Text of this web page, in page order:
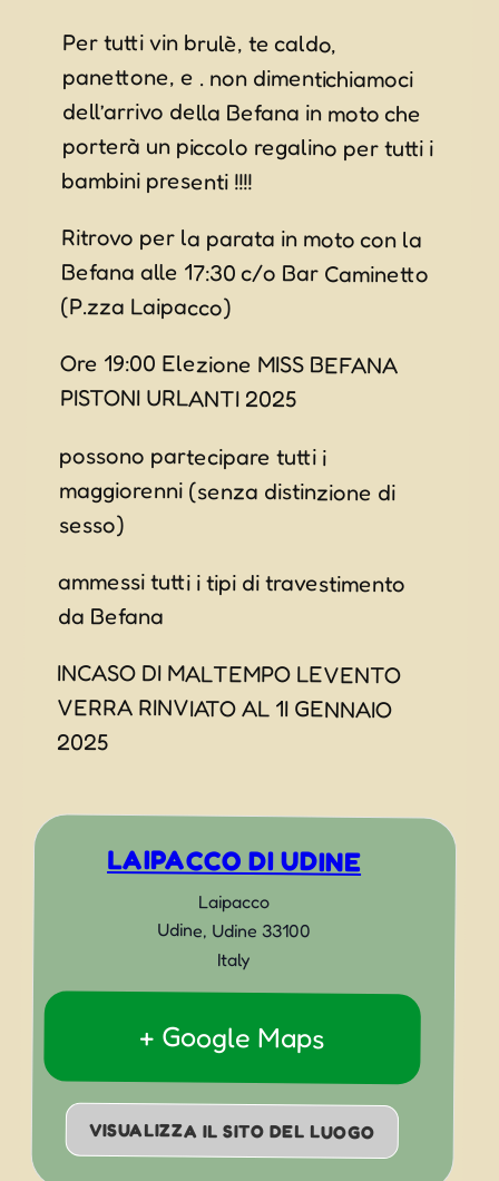
Per tutti vin brulè, te caldo,
panettone, e . non dimentichiamoci
dell’arrivo della Befana in moto che
porterà un piccolo regalino per tutti i
bambini presenti !!!!
Ritrovo per la parata in moto con la
Befana alle 17:30 c/o Bar Caminetto
(P.zza Laipacco)
Ore 19:00 Elezione MISS BEFANA
PISTONI URLANTI 2025
possono partecipare tutti i
maggiorenni (senza distinzione di
sesso)
ammessi tutti i tipi di travestimento
da Befana
INCASO DI MALTEMPO LEVENTO
VERRA RINVIATO AL 1I GENNAIO
2025
LAIPACCO DI UDINE
Laipacco
Udine, Udine 33100
Italy
+ Google Maps
VISUALIZZA IL SITO DEL LUOGO